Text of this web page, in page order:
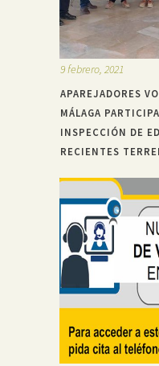
9 febrero, 2021
APAREJADORES
MÁLAGA
INSPECCIÓN DE
RECIENTES